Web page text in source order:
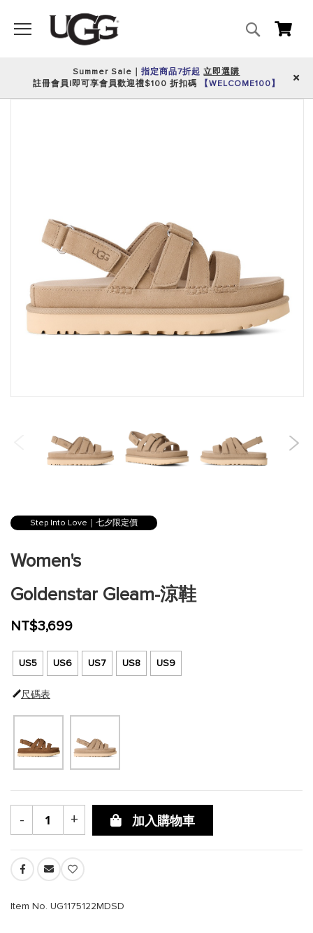
搜
我
Summer Sale｜指定商品7折起立即選購
註冊會員|即可享會員歡迎禮$100 折扣碼
【WELCOME100】
Step Into Love｜七夕限定價
到
庫
開
Women's
Goldenstar Gleam-涼鞋
NT$3,699
US5 US6 US7 US8 US9
尺碼表
- + 加入購物車
Item No. UG1175122MDSD